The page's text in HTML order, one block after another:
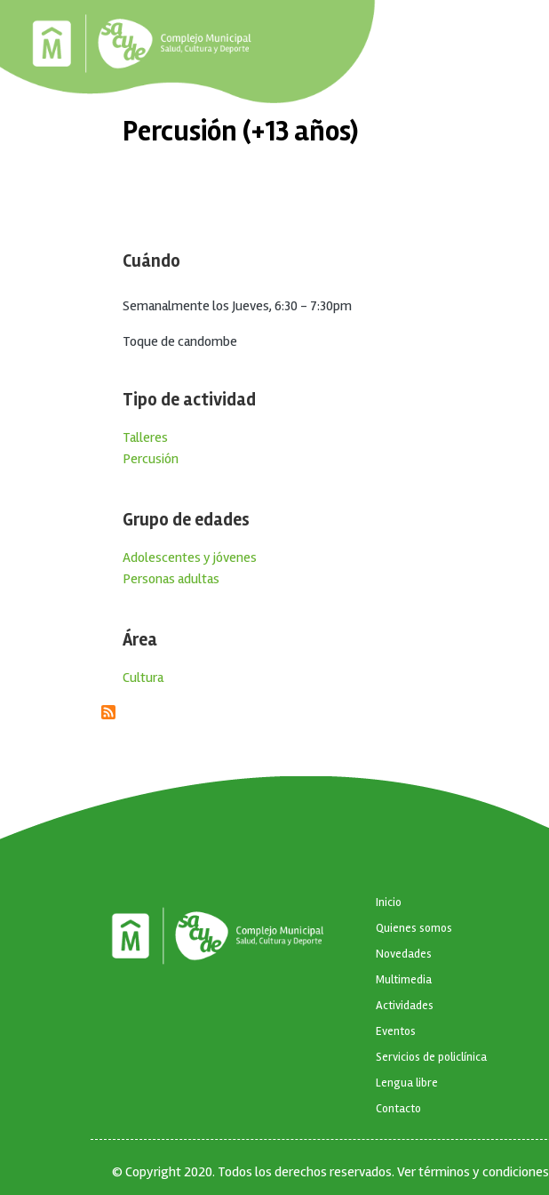
Pasar al contenido principal
Percusión (+13 años)
Cuándo
Semanalmente los Jueves, 6:30 - 7:30pm
Toque de candombe
Tipo de actividad
Talleres
Percusión
Grupo de edades
Adolescentes y jóvenes
Personas adultas
Área
Cultura
NAVEGACIÓN PRINCIPAL
Inicio
Quienes somos
Novedades
Multimedia
Actividades
Eventos
Servicios de policlínica
Lengua libre
Contacto
© Copyright 2020. Todos los derechos reservados. Ver términos y condiciones